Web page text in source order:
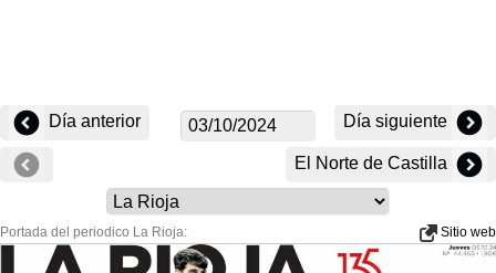
Día anterior Día siguiente
El Norte de Castilla
Portada del periodico La Rioja: Sitio web